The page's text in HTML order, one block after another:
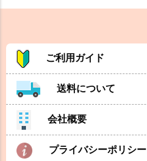
ご利用ガイド
送料について
会社概要
プライバシーポリシー